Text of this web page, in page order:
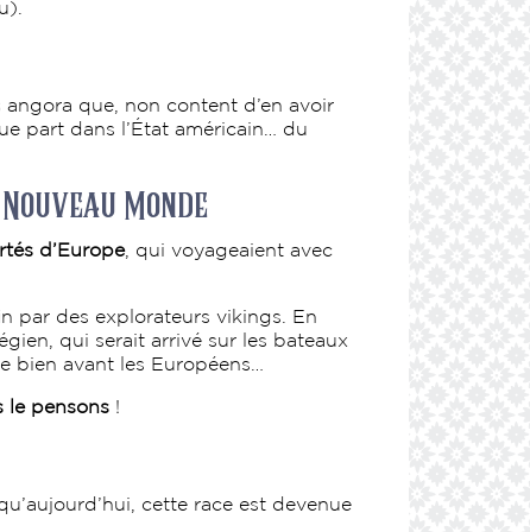
angora que, non content d’en avoir
part dans l’État américain… du
Monde
d’Europe, qui voyageaient avec
par des explorateurs vikings. En
qui serait arrivé sur les bateaux
bien avant les Européens…
le pensons !
cette race est devenue